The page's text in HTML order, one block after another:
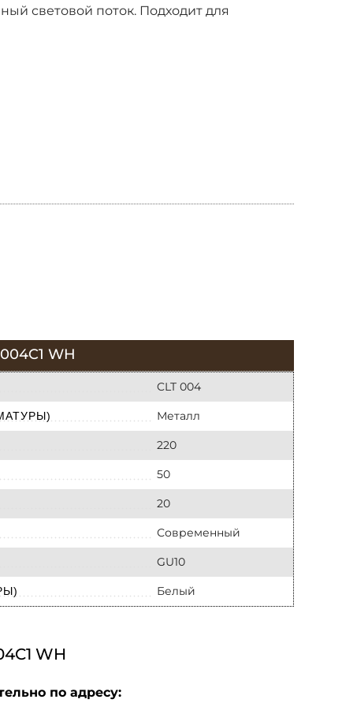
световой поток. Подходит для
WH
CLT 004
Металл
220
50
20
Современный
GU10
Белый
WH
по адресу: